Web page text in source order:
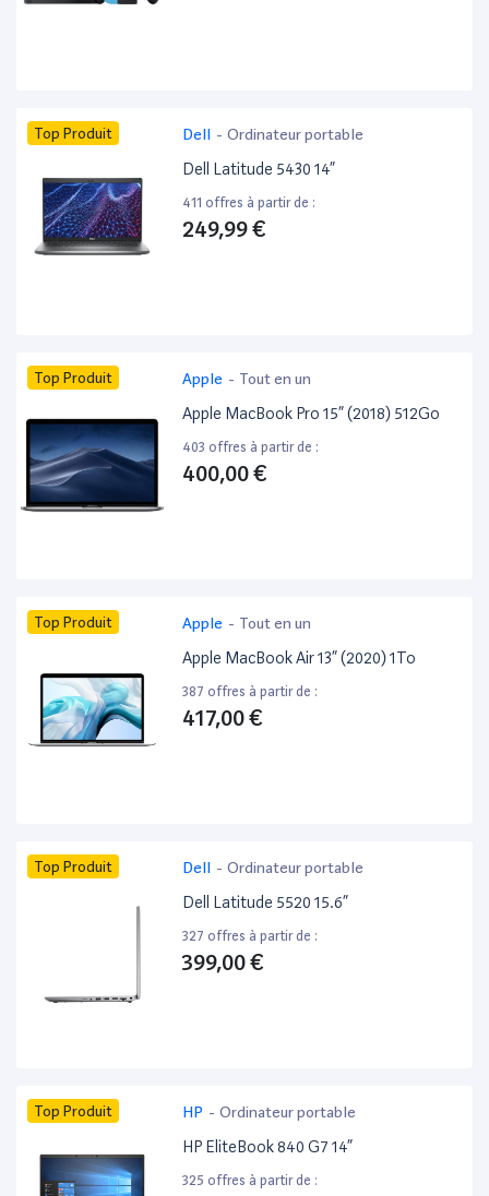
Top Produit Dell - Ordinateur portable
Dell Latitude 5430 14”
411 offres à partir de :
249,99 €
Top Produit Apple - Tout en un
Apple MacBook Pro 15” (2018) 512Go
403 offres à partir de :
400,00 €
Top Produit Apple - Tout en un
Apple MacBook Air 13” (2020) 1To
387 offres à partir de :
417,00 €
Top Produit Dell - Ordinateur portable
Dell Latitude 5520 15.6”
327 offres à partir de :
399,00 €
Top Produit HP - Ordinateur portable
HP EliteBook 840 G7 14”
325 offres à partir de :